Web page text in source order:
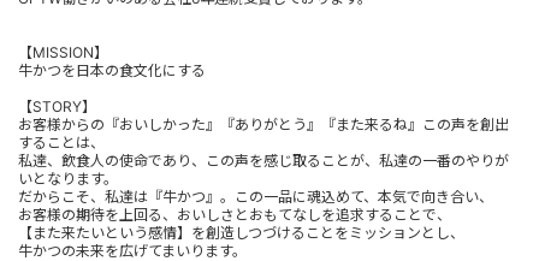
【MISSION】
牛かつを日本の食文化にする
【STORY】
お客様からの『おいしかった』『ありがとう』『また来るね』この声を創出
することは、
私達、飲食人の使命であり、この声を感じ取ることが、私達の一番のやりが
いとなります。
だからこそ、私達は『牛かつ』。この一品に魂込めて、本気で向き合い、
お客様の期待を上回る、おいしさとおもてなしを追求することで、
【また来たいという感情】を創造しつづけることをミッションとし、
牛かつの未来を広げてまいります。